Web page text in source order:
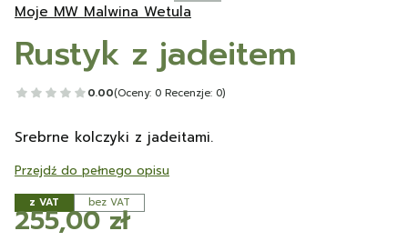
Moje MW Malwina Wetula
Rustyk z jadeitem
0.00(Oceny: 0 Recenzje: 0)
Srebrne kolczyki z jadeitami.
Przejdź do pełnego opisu
z VAT bez VAT
Cena
255,00 zł